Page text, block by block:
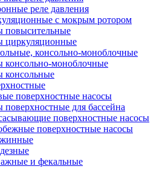
реле давления
с мокрым ротором
повысительные
циркуляционные
консольно-моноблочные
консольно-моноблочные
консольные
поверхностные насосы
поверхностные для бассейна
поверхностные насосы
поверхностные насосы
и фекальные